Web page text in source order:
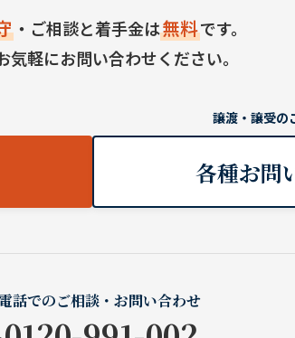
・ご相談と着手金は無料です。
気軽にお問い合わせください。
譲渡・譲受の
各種お問
話でのご相談・お問い合わせ